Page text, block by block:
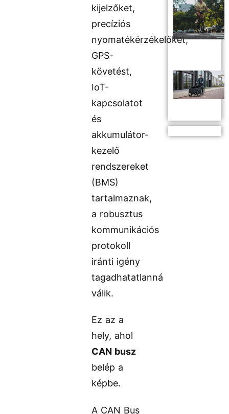
kijelzőket,
precíziós
nyomatékérzékelőket,
GPS-
követést,
IoT-
kapcsolatot
és
akkumulátor-
kezelő
rendszereket
(BMS)
tartalmaznak,
a robusztus
kommunikációs
protokoll
iránti igény
tagadhatatlanná
válik.
Ez az a
hely, ahol
CAN busz
belép a
képbe.
A CAN Bus